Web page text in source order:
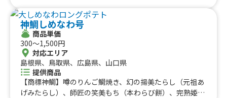
神鯛しめなわ号
商品単価
300〜1,500円
対応エリア
島根県、鳥取県、広島県、山口県
提供商品
【商標神鯛】噂のりんご鯛焼き、幻の揚美たらし（元祖あ
げみたらし）、師匠の笑美もち（本わらび餅）、完熟姫り